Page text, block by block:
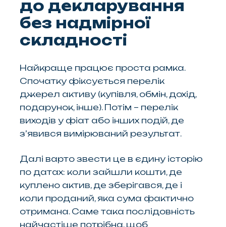
до декларування
без надмірної
складності
Найкраще працює проста рамка.
Спочатку фіксується перелік
джерел активу (купівля, обмін, дохід,
подарунок, інше). Потім – перелік
виходів у фіат або інших подій, де
з’явився вимірюваний результат.
Далі варто звести це в єдину історію
по датах: коли зайшли кошти, де
куплено актив, де зберігався, де і
коли проданий, яка сума фактично
отримана. Саме така послідовність
найчастіше потрібна, щоб